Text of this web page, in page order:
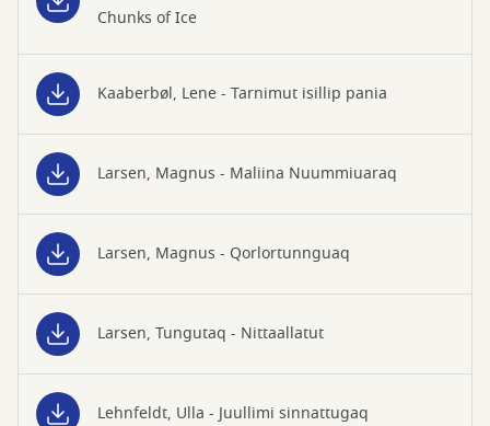
Chunks of Ice
Kaaberbøl, Lene - Tarnimut isillip pania
Larsen, Magnus - Maliina Nuummiuaraq
Larsen, Magnus - Qorlortunnguaq
Larsen, Tungutaq - Nittaallatut
Lehnfeldt, Ulla - Juullimi sinnattugaq